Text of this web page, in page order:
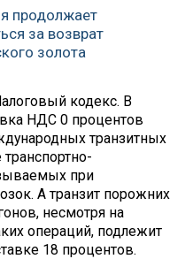
продолжает
за возврат
золота
кодекс. В
НДС 0 процентов
транзитных
при
А транзит порожних
несмотря на
операций, подлежит
18 процентов.